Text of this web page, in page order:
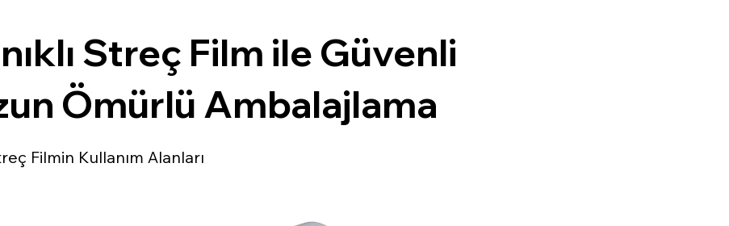
Streç Film ile Güvenli
Ömürlü Ambalajlama
Filmin Kullanım Alanları